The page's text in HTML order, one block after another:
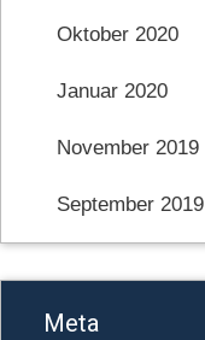
Oktober 2020
Januar 2020
November 2019
September 2019
Meta